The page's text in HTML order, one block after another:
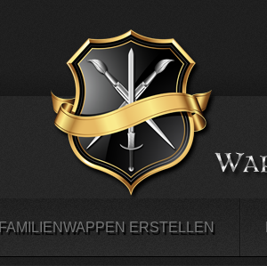
FAMILIENWAPPEN ERSTELLEN